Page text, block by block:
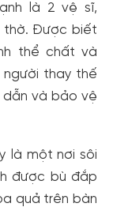
là 2 vệ sĩ,
thờ. Được biết
thể chất và
người thay thế
dẫn và bảo vệ
là một nơi sôi
được bù đắp
quả trên bàn